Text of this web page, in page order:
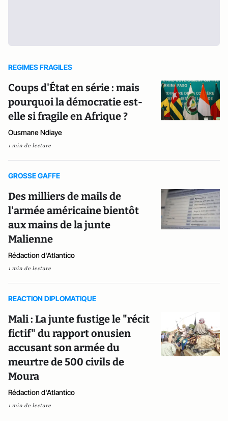
REGIMES FRAGILES
Coups d'État en série : mais
pourquoi la démocratie est-
elle si fragile en Afrique ?
Ousmane Ndiaye
1 min de lecture
GROSSE GAFFE
Des milliers de mails de
l'armée américaine bientôt
aux mains de la junte
Malienne
Rédaction d'Atlantico
1 min de lecture
REACTION DIPLOMATIQUE
Mali : La junte fustige le "récit
fictif" du rapport onusien
accusant son armée du
meurtre de 500 civils de
Moura
Rédaction d'Atlantico
1 min de lecture